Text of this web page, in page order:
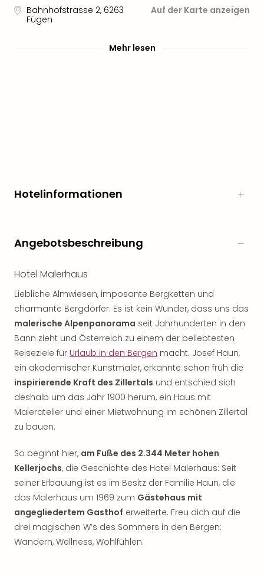
Bahnhofstrasse 2, 6263
Fügen
Auf der Karte anzeigen
Mehr lesen
Hotelinformationen
Angebotsbeschreibung
Hotel Malerhaus
Liebliche Almwiesen, imposante Bergketten und
charmante Bergdörfer: Es ist kein Wunder, dass uns das
malerische Alpenpanorama seit Jahrhunderten in den
Bann zieht und Österreich zu einem der beliebtesten
Reiseziele für Urlaub in den Bergen macht. Josef Haun,
ein akademischer Kunstmaler, erkannte schon früh die
inspirierende Kraft des Zillertals und entschied sich
deshalb um das Jahr 1900 herum, ein Haus mit
Maleratelier und einer Mietwohnung im schönen Zillertal
zu bauen.
So beginnt hier, am Fuße des 2.344 Meter hohen
Kellerjochs, die Geschichte des Hotel Malerhaus: Seit
seiner Erbauung ist es im Besitz der Familie Haun, die
das Malerhaus um 1969 zum Gästehaus mit
angegliedertem Gasthof erweiterte. Freu dich auf die
drei magischen W’s des Sommers in den Bergen:
Wandern, Wellness, Wohlfühlen.